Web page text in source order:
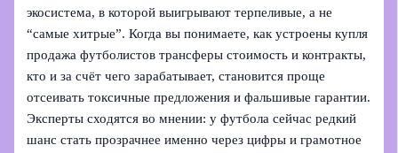
экосистема, в которой выигрывают терпеливые, а не
“самые хитрые”. Когда вы понимаете, как устроены купля
продажа футболистов трансферы стоимость и контракты,
кто и за счёт чего зарабатывает, становится проще
отсеивать токсичные предложения и фальшивые гарантии.
Эксперты сходятся во мнении: у футбола сейчас редкий
шанс стать прозрачнее именно через цифры и грамотное